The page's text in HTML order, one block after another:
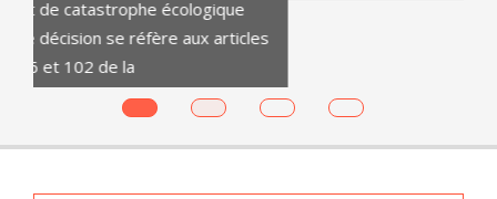
SECURITÉ